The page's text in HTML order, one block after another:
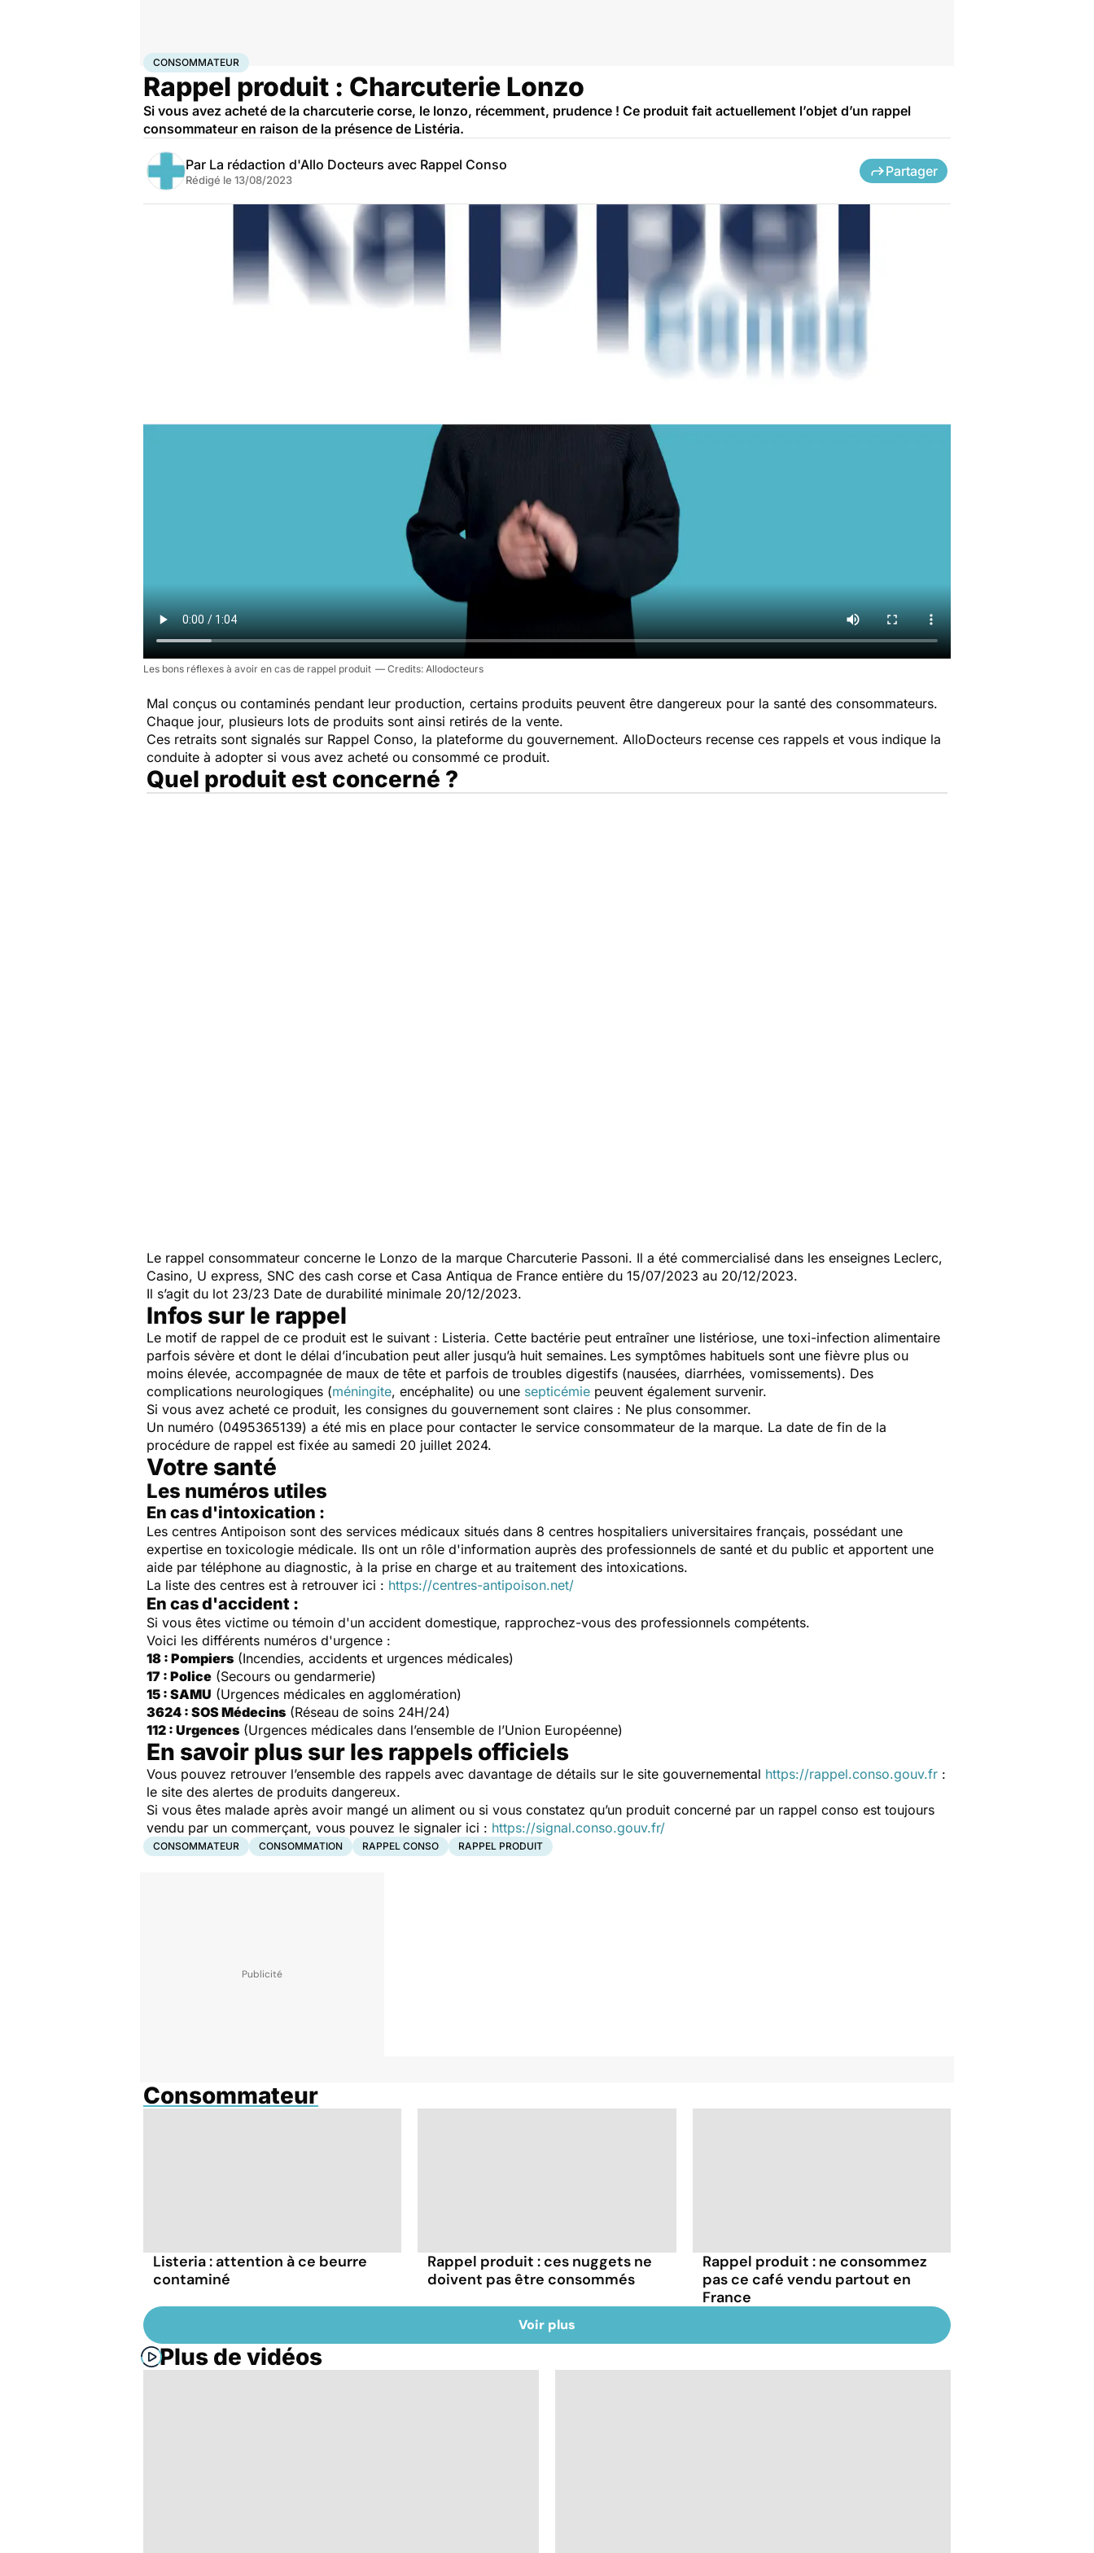
AccueilSantéConsommateur
CONSOMMATEUR
Rappel produit : Charcuterie Lonzo
Si vous avez acheté de la charcuterie corse, le lonzo, récemment, prudence ! Ce produit fait actuellement l’objet d’un rappel
consommateur en raison de la présence de Listéria.
Par La rédaction d'Allo Docteurs avec Rappel Conso
Rédigé le 13/08/2023
Partager
Les bons réflexes à avoir en cas de rappel produit Allodocteurs
Mal conçus ou contaminés pendant leur production, certains produits peuvent être dangereux pour la santé des consommateurs.
Chaque jour, plusieurs lots de produits sont ainsi retirés de la vente.
Ces retraits sont signalés sur Rappel Conso, la plateforme du gouvernement. AlloDocteurs recense ces rappels et vous indique la
conduite à adopter si vous avez acheté ou consommé ce produit.
Quel produit est concerné ?
Le rappel consommateur concerne le Lonzo de la marque Charcuterie Passoni. Il a été commercialisé dans les enseignes Leclerc,
Casino, U express, SNC des cash corse et Casa Antiqua de France entière du 15/07/2023 au 20/12/2023.
Il s’agit du lot 23/23 Date de durabilité minimale 20/12/2023.
Infos sur le rappel
Le motif de rappel de ce produit est le suivant : Listeria. Cette bactérie peut entraîner une listériose, une toxi-infection alimentaire
parfois sévère et dont le délai d’incubation peut aller jusqu’à huit semaines. Les symptômes habituels sont une fièvre plus ou
moins élevée, accompagnée de maux de tête et parfois de troubles digestifs (nausées, diarrhées, vomissements). Des
complications neurologiques (méningite, encéphalite) ou une septicémie peuvent également survenir.
Si vous avez acheté ce produit, les consignes du gouvernement sont claires : Ne plus consommer.
Un numéro (0495365139) a été mis en place pour contacter le service consommateur de la marque. La date de fin de la
procédure de rappel est fixée au samedi 20 juillet 2024.
Votre santé
Les numéros utiles
En cas d'intoxication :
Les centres Antipoison sont des services médicaux situés dans 8 centres hospitaliers universitaires français, possédant une
expertise en toxicologie médicale. Ils ont un rôle d'information auprès des professionnels de santé et du public et apportent une
aide par téléphone au diagnostic, à la prise en charge et au traitement des intoxications.
La liste des centres est à retrouver ici : https://centres-antipoison.net/
En cas d'accident :
Si vous êtes victime ou témoin d'un accident domestique, rapprochez-vous des professionnels compétents.
Voici les différents numéros d'urgence :
18 : Pompiers (Incendies, accidents et urgences médicales)
17 : Police (Secours ou gendarmerie)
15 : SAMU (Urgences médicales en agglomération)
3624 : SOS Médecins (Réseau de soins 24H/24)
112 : Urgences (Urgences médicales dans l’ensemble de l’Union Européenne)
En savoir plus sur les rappels officiels
Vous pouvez retrouver l’ensemble des rappels avec davantage de détails sur le site gouvernemental https://rappel.conso.gouv.fr :
le site des alertes de produits dangereux.
Si vous êtes malade après avoir mangé un aliment ou si vous constatez qu’un produit concerné par un rappel conso est toujours
vendu par un commerçant, vous pouvez le signaler ici : https://signal.conso.gouv.fr/
CONSOMMATEUR CONSOMMATION RAPPEL CONSO RAPPEL PRODUIT
Consommateur
Listeria : attention à ce beurre
contaminé
Rappel produit : ces nuggets ne
doivent pas être consommés
Rappel produit : ne consommez
pas ce café vendu partout en
France
Voir plus
Plus de vidéos